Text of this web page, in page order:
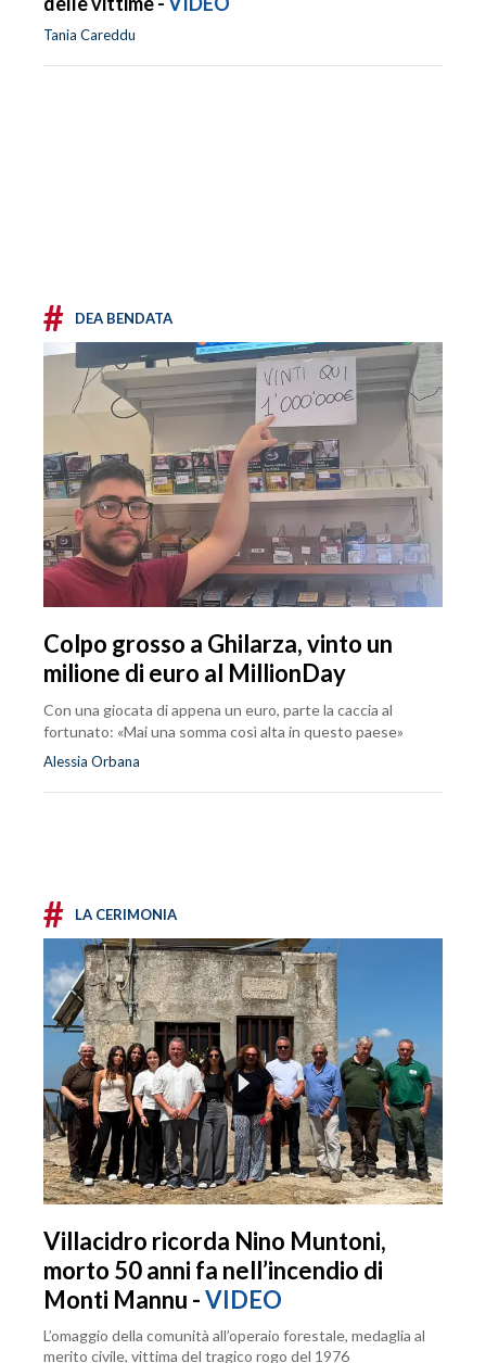
Tania Careddu
# DEA BENDATA
Colpo grosso a Ghilarza, vinto un
milione di euro al MillionDay
Con una giocata di appena un euro, parte la caccia al
fortunato: «Mai una somma così alta in questo paese»
Alessia Orbana
# LA CERIMONIA
Villacidro ricorda Nino Muntoni,
morto 50 anni fa nell’incendio di
Monti Mannu -VIDEO
L’omaggio della comunità all’operaio forestale, medaglia al
merito civile, vittima del tragico rogo del 1976